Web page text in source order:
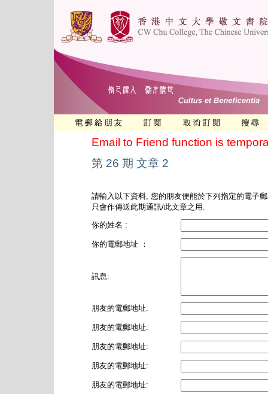
Email to Friend function is
第 26 期 文章 2
請輸入以下資料, 您的朋友便能於下列指定的電子
只會作傳送此期通訊/此文章之用.
你的姓名 :
你的電郵地址 ：
訊息:
朋友的電郵地址:
朋友的電郵地址:
朋友的電郵地址:
朋友的電郵地址:
朋友的電郵地址: